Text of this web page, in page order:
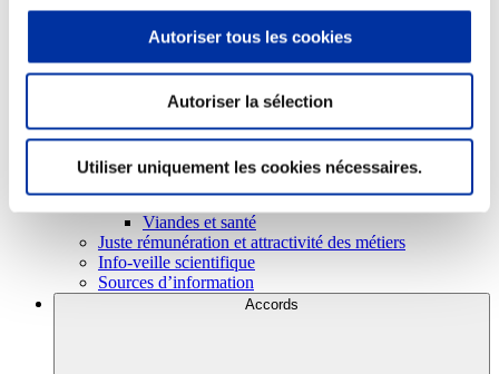
Autoriser tous les cookies
Autoriser la sélection
Utiliser uniquement les cookies nécessaires.
Consommation
Sécurité sanitaire
Viandes et santé
Juste rémunération et attractivité des métiers
Info-veille scientifique
Sources d’information
Accords